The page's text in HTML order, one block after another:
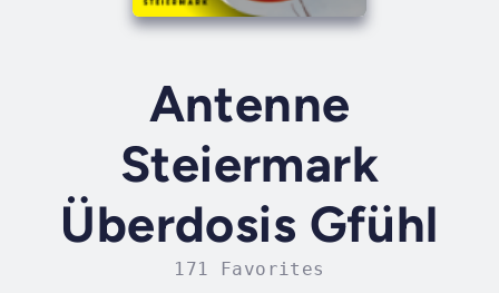
Antenne
Steiermark
Überdosis Gfühl
171 Favorites